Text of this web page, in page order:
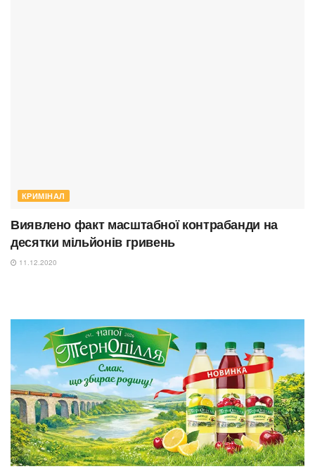
КРИМІНАЛ
Виявлено факт масштабної контрабанди на
десятки мільйонів гривень
11.12.2020